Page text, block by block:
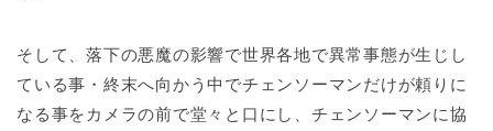
そして、落下の悪魔の影響で世界各地で異常事態が生じし
ている事・終末へ向かう中でチェンソーマンだけが頼りに
なる事をカメラの前で堂々と口にし、チェンソーマンに協